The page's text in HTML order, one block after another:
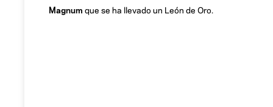
Magnum que se ha llevado un León de Oro.